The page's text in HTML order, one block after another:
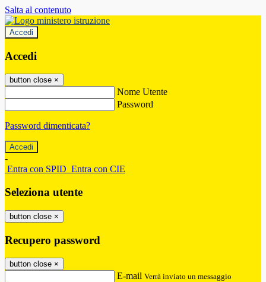
Salta al contenuto
Accedi
Accedi
button close ×
Nome Utente
Password
Password dimenticata?
-
Entra con SPID Entra con CIE
Seleziona utente
button close ×
Recupero password
button close ×
E-mail Verrà inviato un messaggio